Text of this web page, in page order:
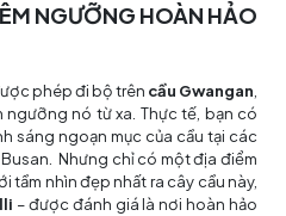
NGƯỠNG HOÀN HẢO
phép đi bộ trên cầu Gwangan
nó từ xa. Thực tế, bạn có
sáng ngoạn mục của cầu tại các
Nhưng chỉ có một địa điểm
nhìn đẹp nhất ra cây cầu này,
– được đánh giá là nơi hoàn hảo